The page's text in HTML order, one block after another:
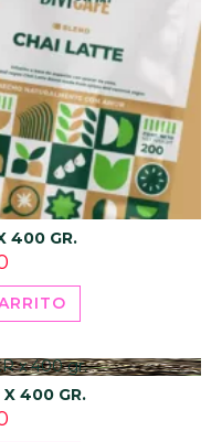
400 GR.
X 400 GR.